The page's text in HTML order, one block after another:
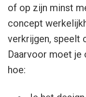
of op zijn minst
concept
verkrijgen, speelt
Daarvoor moet je
hoe: